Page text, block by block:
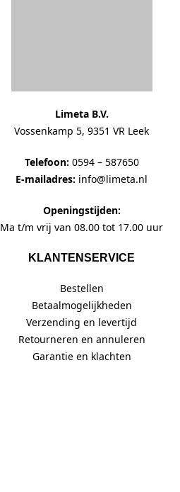
Limeta B.V.
Vossenkamp 5, 9351 VR Leek
Telefoon: 0594 – 587650
E-mailadres: info@limeta.nl
Openingstijden:
Ma t/m vrij van 08.00 tot 17.00 uur
KLANTENSERVICE
Bestellen
Betaalmogelijkheden
Verzending en levertijd
Retourneren en annuleren
Garantie en klachten